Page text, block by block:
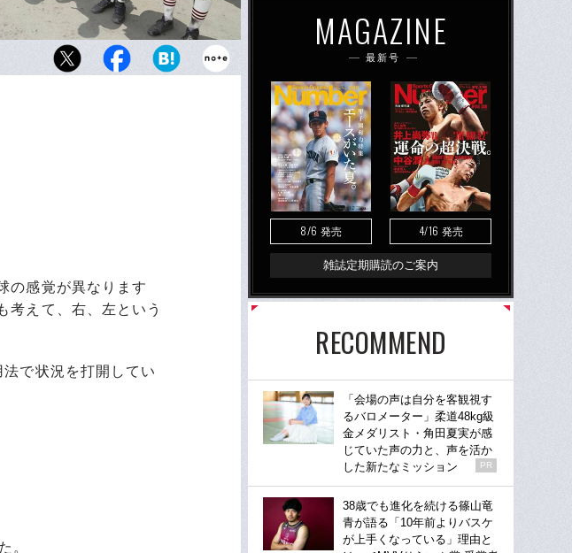
甲子園での存在感を増している作新学院。大
の感覚が異なります
考えて、右、左という
で状況を打開してい
。
MAGAZINE
最新号
8/6 発売 4/16 発売
雑誌定期購読のご案内
RECOMMEND
「会場の声は自分を客観視す
るバロメーター」柔道48kg級
金メダリスト・角田夏実が感
じていた声の力と、声を活か
した新たなミッション
PR
38歳でも進化を続ける篠山竜
青が語る「10年前よりバスケ
が上手くなっている」理由と